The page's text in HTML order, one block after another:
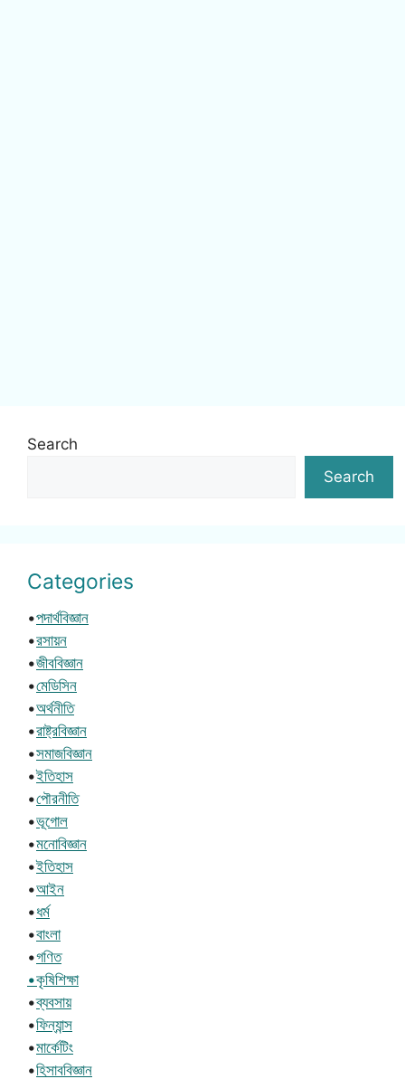
Search
Search
Categories
•পদার্থবিজ্ঞান
•রসায়ন
•জীববিজ্ঞান
•মেডিসিন
•অর্থনীতি
•রাষ্ট্রবিজ্ঞান
•সমাজবিজ্ঞান
•ইতিহাস
•পৌরনীতি
•ভূগোল
•মনোবিজ্ঞান
•ইতিহাস
•আইন
•ধর্ম
•বাংলা
•গণিত
•কৃষিশিক্ষা
•ব্যবসায়
•ফিন্যান্স
•মার্কেটিং
•হিসাববিজ্ঞান